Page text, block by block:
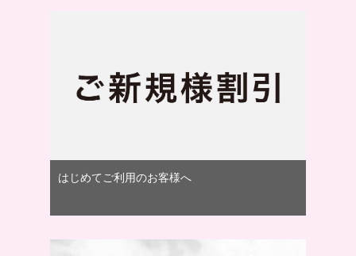
はじめてご利用のお客様へ